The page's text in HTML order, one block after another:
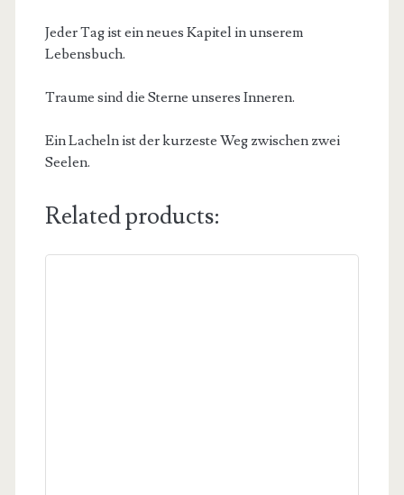
Jeder Tag ist ein neues Kapitel in unserem
Lebensbuch.
Traume sind die Sterne unseres Inneren.
Ein Lacheln ist der kurzeste Weg zwischen zwei
Seelen.
Related products: